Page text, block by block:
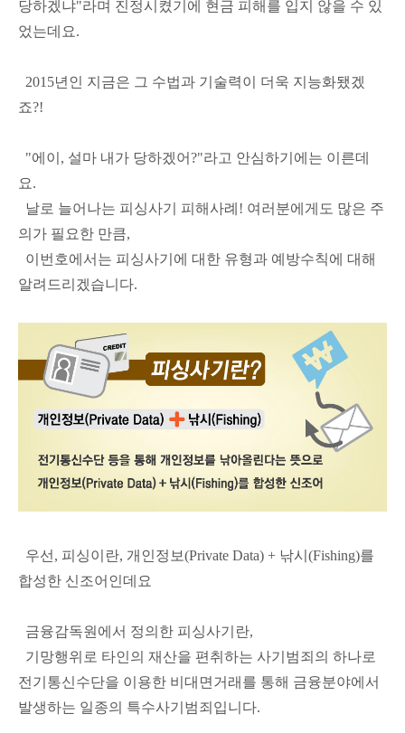
당하겠냐"라며 진정시켰기에 현금 피해를 입지 않을 수 있
었는데요.
2015년인 지금은 그 수법과 기술력이 더욱 지능화됐겠
죠?!
"에이, 설마 내가 당하겠어?"라고 안심하기에는 이른데
요.
날로 늘어나는 피싱사기 피해사례! 여러분에게도 많은 주
의가 필요한 만큼,
이번호에서는 피싱사기에 대한 유형과 예방수칙에 대해
알려드리겠습니다.
우선, 피싱이란, 개인정보(Private Data) + 낚시(Fishing)를
합성한 신조어인데요
금융감독원에서 정의한 피싱사기란,
기망행위로 타인의 재산을 편취하는 사기범죄의 하나로
전기통신수단을 이용한 비대면거래를 통해 금융분야에서
발생하는 일종의 특수사기범죄입니다.